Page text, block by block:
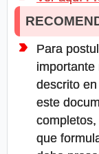
Para
importante
descrito
este
que